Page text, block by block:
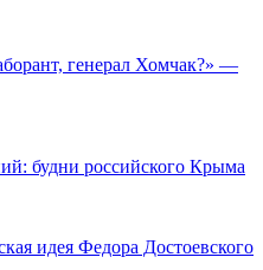
генерал Хомчак?» —
будни российского Крыма
идея Федора Достоевского